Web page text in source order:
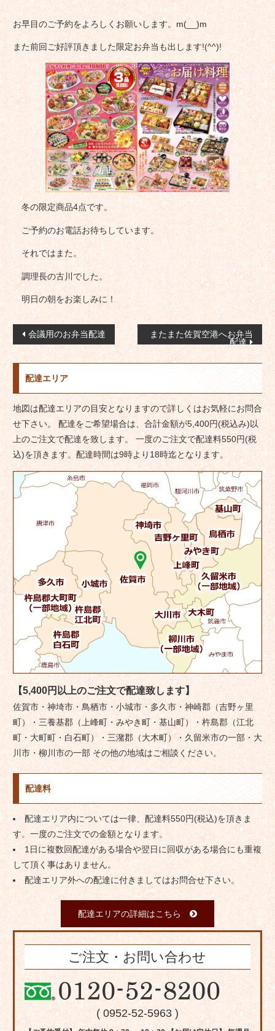
お早目のご予約をよろしくお願いします。m(__)m
また前回ご好評頂きました限定お弁当も出します!(^^)!
冬の限定商品4点です。
ご予約のお電話お待ちしています。
それではまた。
調理長の古川でした。
明日の朝をお楽しみに！
投
稿
ナ
ビ
ゲ
ー
シ
ョ
ン
会議用のお弁当配達
またまた佐賀空港へお弁当
配達
配達エリア
地図は配達エリアの目安となりますので詳しくはお気軽にお問合
せ下さい。 配達をご希望場合は、合計金額が5,400円(税込み)以
上のご注文で配達を致します。 一度のご注文で配達料550円(税
込)を頂きます。配達時間は9時より18時迄となります。
【5,400円以上のご注文で配達致します】
佐賀市・神埼市・鳥栖市・小城市・多久市・神崎郡（吉野ヶ里
町）・三養基郡（上峰町・みやき町・基山町）・杵島郡（江北
町・大町町・白石町）・三潴郡（大木町）・久留米市の一部・大
川市・柳川市の一部 その他の地域はご相談ください。
配達料
配達エリア内については一律、配達料550円(税込)を頂きま
す。一度のご注文での金額となります。
1日に複数回配達がある場合や翌日に回収がある場合にも重複
して頂く事はありません。
配達エリア外への配達に付きましてはお問合せ下さい。
配達エリアの詳細はこちら
ご注文・お問い合わせ
( 0952-52-5963 )